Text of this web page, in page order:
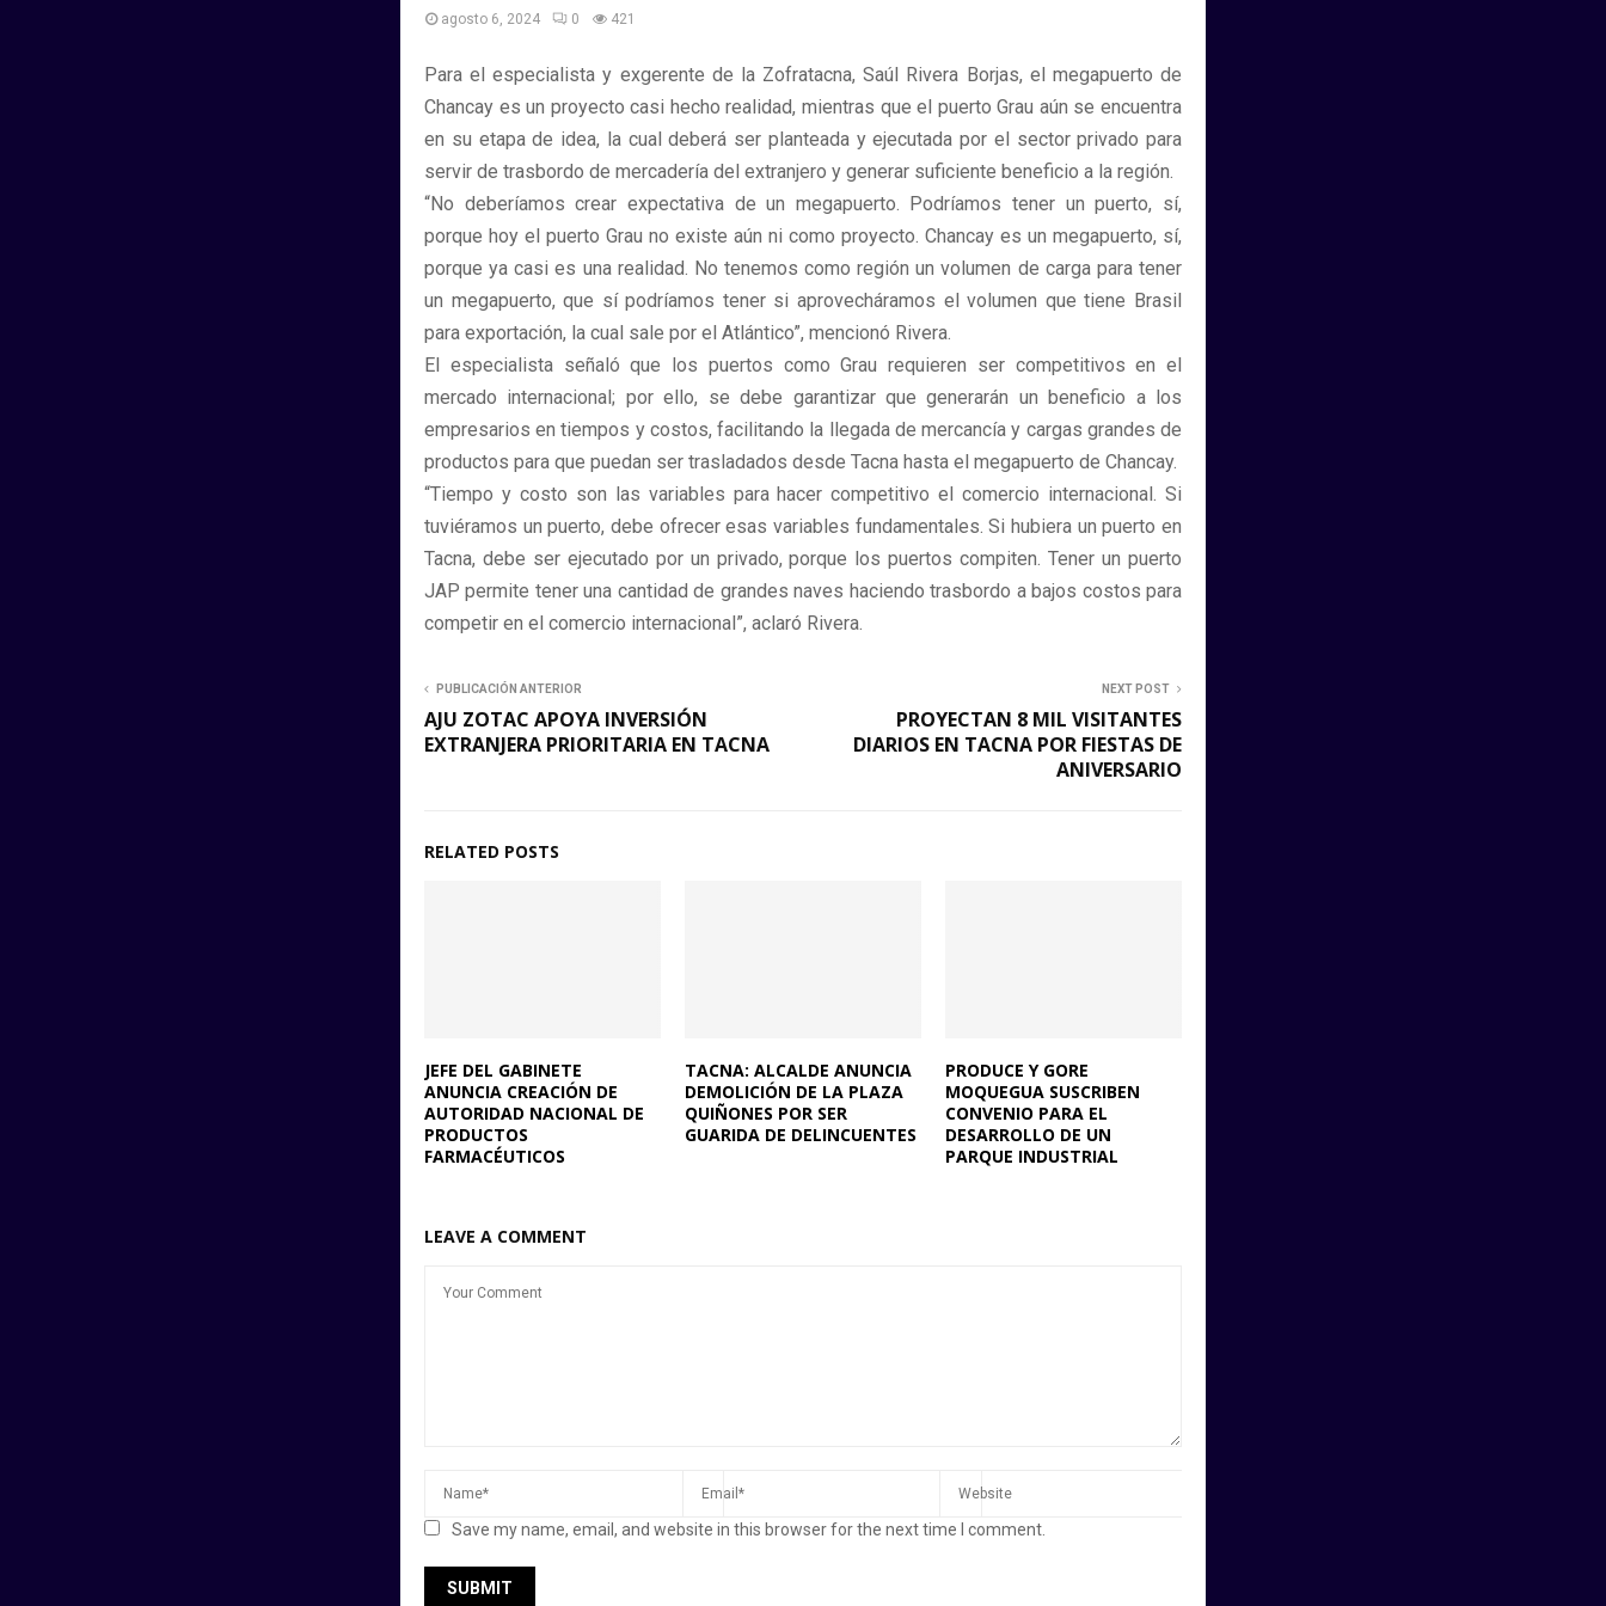
agosto 6, 2024 0 421
Para el especialista y exgerente de la Zofratacna, Saúl Rivera Borjas, el megapuerto de
Chancay es un proyecto casi hecho realidad, mientras que el puerto Grau aún se encuentra
en su etapa de idea, la cual deberá ser planteada y ejecutada por el sector privado para
servir de trasbordo de mercadería del extranjero y generar suficiente beneficio a la región.
“No deberíamos crear expectativa de un megapuerto. Podríamos tener un puerto, sí,
porque hoy el puerto Grau no existe aún ni como proyecto. Chancay es un megapuerto, sí,
porque ya casi es una realidad. No tenemos como región un volumen de carga para tener
un megapuerto, que sí podríamos tener si aprovecháramos el volumen que tiene Brasil
para exportación, la cual sale por el Atlántico”, mencionó Rivera.
El especialista señaló que los puertos como Grau requieren ser competitivos en el
mercado internacional; por ello, se debe garantizar que generarán un beneficio a los
empresarios en tiempos y costos, facilitando la llegada de mercancía y cargas grandes de
productos para que puedan ser trasladados desde Tacna hasta el megapuerto de Chancay.
“Tiempo y costo son las variables para hacer competitivo el comercio internacional. Si
tuviéramos un puerto, debe ofrecer esas variables fundamentales. Si hubiera un puerto en
Tacna, debe ser ejecutado por un privado, porque los puertos compiten. Tener un puerto
JAP permite tener una cantidad de grandes naves haciendo trasbordo a bajos costos para
competir en el comercio internacional”, aclaró Rivera.
PUBLICACIÓN ANTERIOR
AJU ZOTAC APOYA INVERSIÓN
EXTRANJERA PRIORITARIA EN TACNA
NEXT POST
PROYECTAN 8 MIL VISITANTES
DIARIOS EN TACNA POR FIESTAS DE
ANIVERSARIO
RELATED POSTS
JEFE DEL GABINETE
ANUNCIA CREACIÓN DE
AUTORIDAD NACIONAL DE
PRODUCTOS
FARMACÉUTICOS
TACNA: ALCALDE ANUNCIA
DEMOLICIÓN DE LA PLAZA
QUIÑONES POR SER
GUARIDA DE DELINCUENTES
PRODUCE Y GORE
MOQUEGUA SUSCRIBEN
CONVENIO PARA EL
DESARROLLO DE UN
PARQUE INDUSTRIAL
LEAVE A COMMENT
Save my name, email, and website in this browser for the next time I comment.